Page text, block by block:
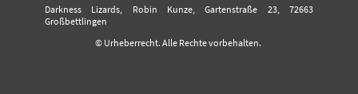
Darkness Lizards, Robin Kunze, Gartenstraße 23, 72663
Großbettlingen
© Urheberrecht. Alle Rechte vorbehalten.